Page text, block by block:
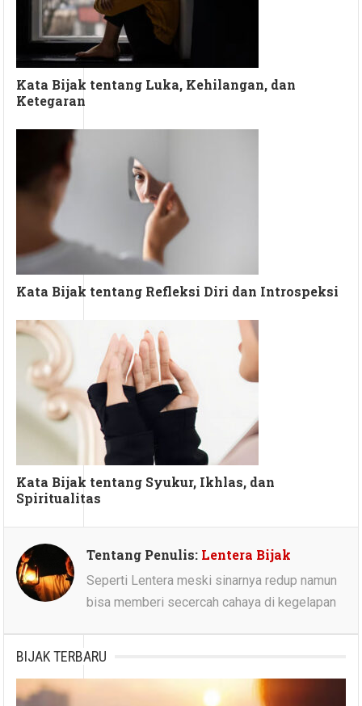
Kata Bijak tentang Luka, Kehilangan, dan
Ketegaran
Kata Bijak tentang Refleksi Diri dan Introspeksi
Kata Bijak tentang Syukur, Ikhlas, dan
Spiritualitas
Tentang Penulis: Lentera Bijak
Seperti Lentera meski sinarnya redup namun
bisa memberi secercah cahaya di kegelapan
BIJAK TERBARU